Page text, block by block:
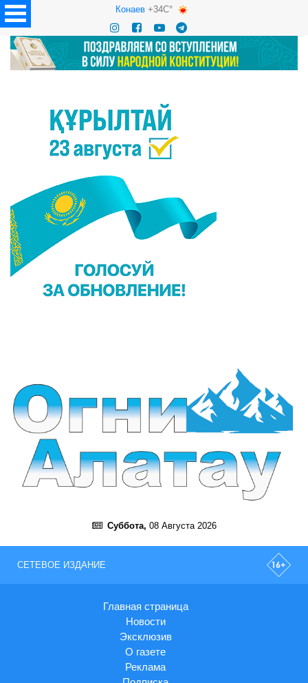
Конаев+34C°
Суббота, 08 Августа 2026
СЕТЕВОЕ ИЗДАНИЕ
Главная страница
Новости
Эксклюзив
О газете
Реклама